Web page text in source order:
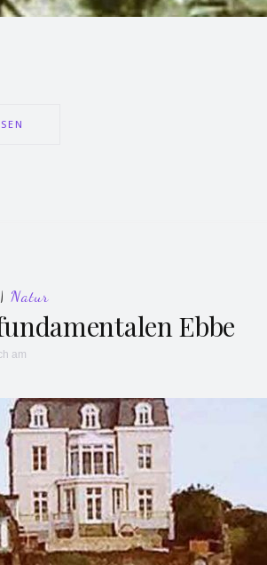
Natur
Ebbe
am